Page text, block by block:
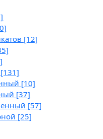
[12]
[131]
[10]
[37]
[57]
[25]